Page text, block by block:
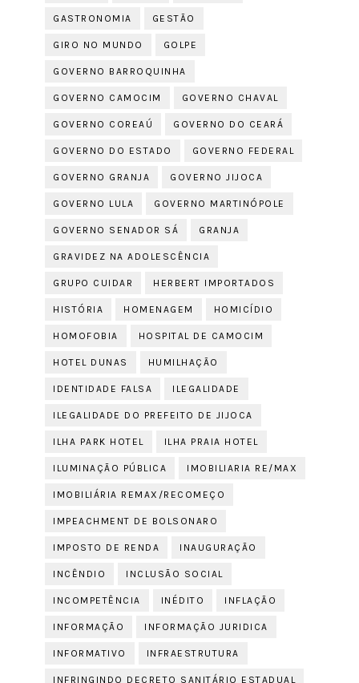
GASTRONOMIA GESTÃO
GIRO NO MUNDO GOLPE
GOVERNO BARROQUINHA
GOVERNO CAMOCIM GOVERNO CHAVAL
GOVERNO COREAÚ GOVERNO DO CEARÁ
GOVERNO DO ESTADO GOVERNO FEDERAL
GOVERNO GRANJA GOVERNO JIJOCA
GOVERNO LULA GOVERNO MARTINÓPOLE
GOVERNO SENADOR SÁ GRANJA
GRAVIDEZ NA ADOLESCÊNCIA
GRUPO CUIDAR HERBERT IMPORTADOS
HISTÓRIA HOMENAGEM HOMICÍDIO
HOMOFOBIA HOSPITAL DE CAMOCIM
HOTEL DUNAS HUMILHAÇÃO
IDENTIDADE FALSA ILEGALIDADE
ILEGALIDADE DO PREFEITO DE JIJOCA
ILHA PARK HOTEL ILHA PRAIA HOTEL
ILUMINAÇÃO PÚBLICA IMOBILIARIA RE/MAX
IMOBILIÁRIA REMAX/RECOMEÇO
IMPEACHMENT DE BOLSONARO
IMPOSTO DE RENDA INAUGURAÇÃO
INCÊNDIO INCLUSÃO SOCIAL
INCOMPETÊNCIA INÉDITO INFLAÇÃO
INFORMAÇÃO INFORMAÇÃO JURIDICA
INFORMATIVO INFRAESTRUTURA
INFRINGINDO DECRETO SANITÁRIO ESTADUAL